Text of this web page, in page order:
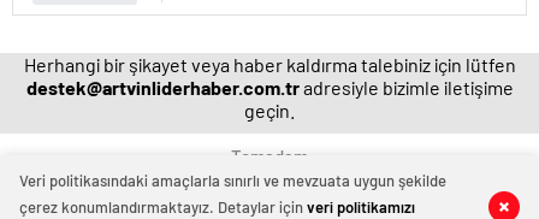
0 0
Herhangi bir şikayet veya haber kaldırma talebiniz için lütfen
destek@artvinliderhaber.com.tradresiyle bizimle iletişime
geçin.
Temadam
Veri politikasındaki amaçlarla sınırlı ve mevzuata uygun şekilde
çerez konumlandırmaktayız. Detaylar içinveri politikamızı